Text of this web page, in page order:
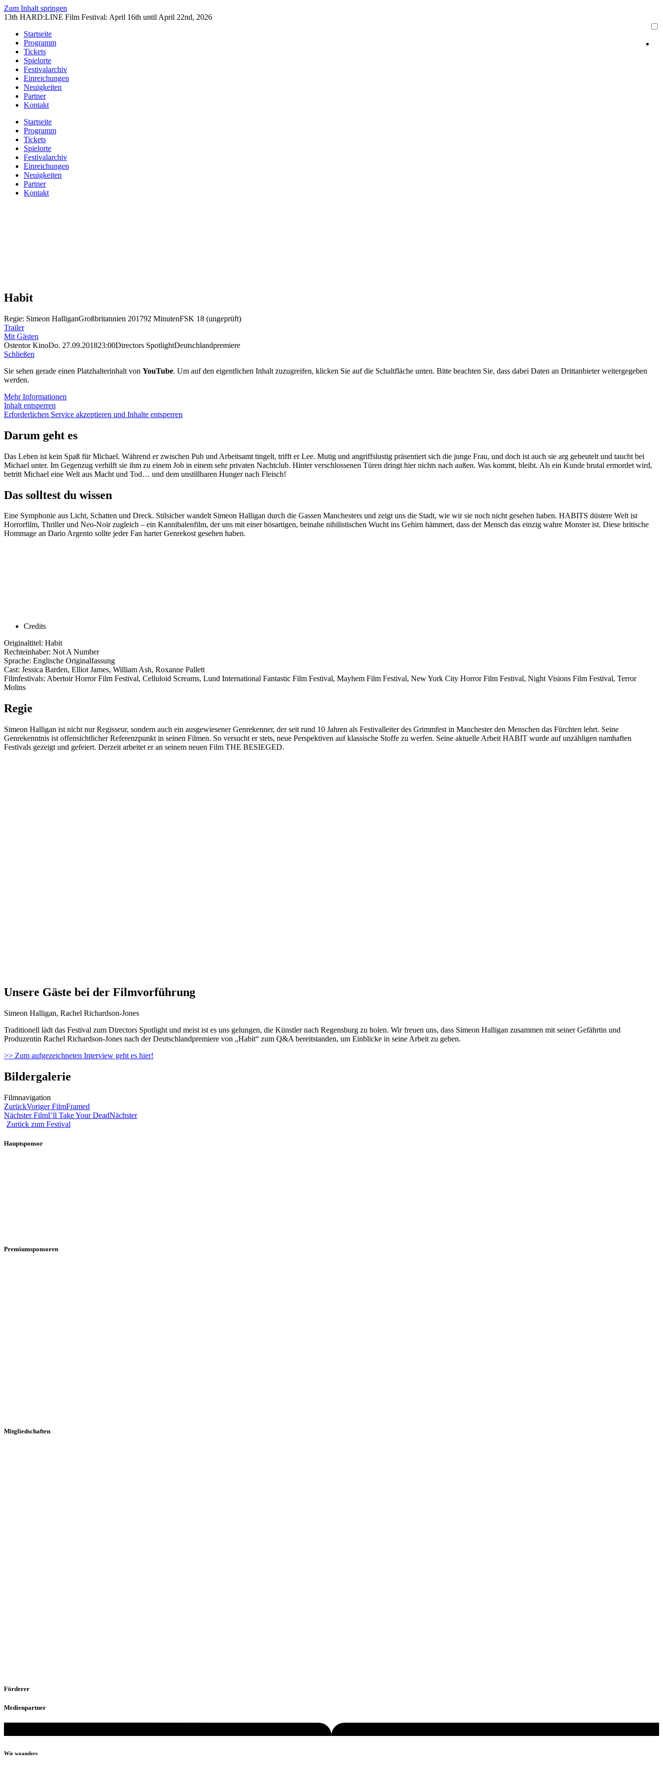
Zum Inhalt springen
13th HARD:LINE Film Festival: April 16th until April 22nd, 2026
Startseite
Programm
Tickets
Spielorte
Festivalarchiv
Einreichungen
Neuigkeiten
Partner
Kontakt
Startseite
Programm
Tickets
Spielorte
Festivalarchiv
Einreichungen
Neuigkeiten
Partner
Kontakt
Habit
Regie: Simeon HalliganGroßbritannien 201792 MinutenFSK 18 (ungeprüft)
Trailer
Mit Gästen
Ostentor KinoDo. 27.09.201823:00Directors SpotlightDeutschlandpremiere
Schließen
Sie sehen gerade einen Platzhalterinhalt von YouTube. Um auf den eigentlichen Inhalt zuzugreifen, klicken Sie auf die Schaltfläche unten. Bitte beachten Sie, dass dabei Daten an Drittanbieter weitergegeben
werden.
Mehr Informationen
Inhalt entsperren
Erforderlichen Service akzeptieren und Inhalte entsperren
Darum geht es
Das Leben ist kein Spaß für Michael. Während er zwischen Pub und Arbeitsamt tingelt, trifft er Lee. Mutig und angriffslustig präsentiert sich die junge Frau, und doch ist auch sie arg gebeutelt und taucht bei
Michael unter. Im Gegenzug verhilft sie ihm zu einem Job in einem sehr privaten Nachtclub. Hinter verschlossenen Türen dringt hier nichts nach außen. Was kommt, bleibt. Als ein Kunde brutal ermordet wird,
betritt Michael eine Welt aus Macht und Tod… und dem unstillbaren Hunger nach Fleisch!
Das solltest du wissen
Eine Symphonie aus Licht, Schatten und Dreck. Stilsicher wandelt Simeon Halligan durch die Gassen Manchesters und zeigt uns die Stadt, wie wir sie noch nicht gesehen haben. HABITS düstere Welt ist
Horrorfilm, Thriller und Neo-Noir zugleich – ein Kannibalenfilm, der uns mit einer bösartigen, beinahe nihilistischen Wucht ins Gehirn hämmert, dass der Mensch das einzig wahre Monster ist. Diese britische
Hommage an Dario Argento sollte jeder Fan harter Genrekost gesehen haben.
Credits
Originaltitel: Habit
Rechteinhaber: Not A Number
Sprache: Englische Originalfassung
Cast: Jessica Barden, Elliot James, William Ash, Roxanne Pallett
Filmfestivals: Abertoir Horror Film Festival, Celluloid Screams, Lund International Fantastic Film Festival, Mayhem Film Festival, New York City Horror Film Festival, Night Visions Film Festival, Terror
Molins
Regie
Simeon Halligan ist nicht nur Regisseur, sondern auch ein ausgewiesener Genrekenner, der seit rund 10 Jahren als Festivalleiter des Grimmfest in Manchester den Menschen das Fürchten lehrt. Seine
Genrekenntnis ist offensichtlicher Referenzpunkt in seinen Filmen. So versucht er stets, neue Perspektiven auf klassische Stoffe zu werfen. Seine aktuelle Arbeit HABIT wurde auf unzähligen namhaften
Festivals gezeigt und gefeiert. Derzeit arbeitet er an seinem neuen Film THE BESIEGED.
Unsere Gäste bei der Filmvorführung
Simeon Halligan, Rachel Richardson-Jones
Traditionell lädt das Festival zum Directors Spotlight und meist ist es uns gelungen, die Künstler nach Regensburg zu holen. Wir freuen uns, dass Simeon Halligan zusammen mit seiner Gefährtin und
Produzentin Rachel Richardson-Jones nach der Deutschlandpremiere von „Habit“ zum Q&A bereitstanden, um Einblicke in seine Arbeit zu geben.
>> Zum aufgezeichneten Interview geht es hier!
Bildergalerie
Filmnavigation
ZurückVoriger FilmFramed
Nächster FilmI’ll Take Your DeadNächster
Zurück zum Festival
Hauptsponsor
Premiumsponsoren
Mitgliedschaften
Förderer
Medienpartner
Wir woanders